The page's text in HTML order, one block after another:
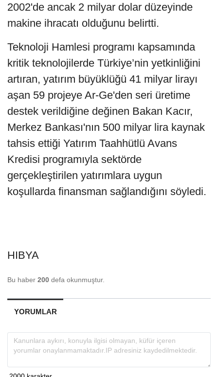
2002'de ancak 2 milyar dolar düzeyinde
makine ihracatı olduğunu belirtti.
Teknoloji Hamlesi programı kapsamında
kritik teknolojilerde Türkiye’nin yetkinliğini
artıran, yatırım büyüklüğü 41 milyar lirayı
aşan 59 projeye Ar-Ge'den seri üretime
destek verildiğine değinen Bakan Kacır,
Merkez Bankası'nın 500 milyar lira kaynak
tahsis ettiği Yatırım Taahhütlü Avans
Kredisi programıyla sektörde
gerçekleştirilen yatırımlara uygun
koşullarda finansman sağlandığını söyledi.
HIBYA
Bu haber 200 defa okunmuştur.
YORUMLAR